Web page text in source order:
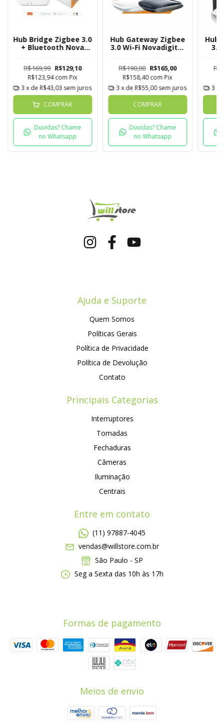
Hub Bridge Zigbee 3.0
+ Bluetooth Nova
R$169,99 R$129,10
R$123,94com Pix
3 x de R$43,03 sem juros
COMPRAR
Duvidas? Chame
no Whatsapp
Hub Gateway Zigbee
3.0 Wi-Fi Novadigital
R$190,00 R$165,00
R$158,40com Pix
3 x de R$55,00sem juros
COMPRAR
Duvidas? Chame
no Whatsapp
Hub
3.0
3
Ajuda e Suporte
Quem Somos
Políticas Gerais
Política de Privacidade
Política de Devolução
Contato
Principais Categorias
Interruptores
Tomadas
Fechaduras
Câmeras
Iluminação
Centrais
Entre em contato
(11) 97887-4045
vendas@willstore.com.br
São Paulo - SP
Seg a Sexta das 10h às 17h
Formas de pagamento
Meios de envio